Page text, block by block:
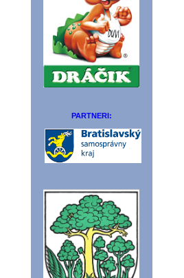
PARTNERI: